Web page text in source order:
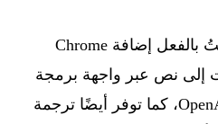
مع Babel Fish AI، عرضتُ بالفعل إضافة Chrome
إلى نص عبر واجهة برمجة
تطبيقات Whisper من OpenAI، كما توفر أيضًا ترجمة